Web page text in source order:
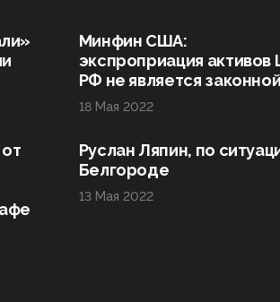
Минфин США:
экспроприация активов
РФ не является законной
18 Мая 2022
Руслан Ляпин, по
Белгороде
13 Мая 2022